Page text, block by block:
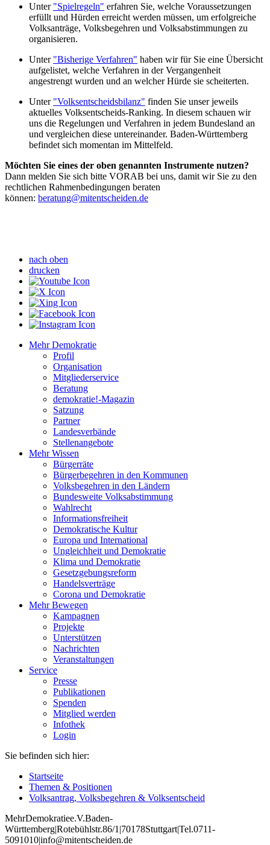
Unter "Spielregeln" erfahren Sie, welche Voraussetzungen
erfüllt und Hürden erreicht werden müssen, um erfolgreiche
Volksanträge, Volksbegehren und Volksabstimmungen zu
organisieren.
Unter "Bisherige Verfahren" haben wir für Sie eine Übersicht
aufgelistet, welche Verfahren in der Vergangenheit
angestrengt wurden und an welcher Hürde sie scheiterten.
Unter "Volksentscheidsbilanz" finden Sie unser jeweils
aktuelles Volksentscheids-Ranking. In diesem schauen wir
uns die Regelungen und Verfahren in jedem Bundesland an
und vergleichen diese untereinander. Baden-Württemberg
befindet sich momentan im Mittelfeld.
Möchten Sie eines der oben genannten Instrumente nutzen?
Dann melden Sie sich bitte VORAB bei uns, damit wir Sie zu den
rechtlichen Rahmenbedingungen beraten
können: beratung@mitentscheiden.de
nach oben
drucken
Mehr Demokratie
Profil
Organisation
Mitgliederservice
Beratung
demokratie!-Magazin
Satzung
Partner
Landesverbände
Stellenangebote
Mehr Wissen
Bürgerräte
Bürgerbegehren in den Kommunen
Volksbegehren in den Ländern
Bundesweite Volksabstimmung
Wahlrecht
Informationsfreiheit
Demokratische Kultur
Europa und International
Ungleichheit und Demokratie
Klima und Demokratie
Gesetzgebungsreform
Handelsverträge
Corona und Demokratie
Mehr Bewegen
Kampagnen
Projekte
Unterstützen
Nachrichten
Veranstaltungen
Service
Presse
Publikationen
Spenden
Mitglied werden
Infothek
Login
Sie befinden sich hier:
Startseite
Themen & Positionen
Volksantrag, Volksbegehren & Volksentscheid
MehrDemokratiee.V.Baden-
Württemberg|Rotebühlstr.86/1 |70178Stuttgart|Tel.0711-
5091010|info@mitentscheiden.de